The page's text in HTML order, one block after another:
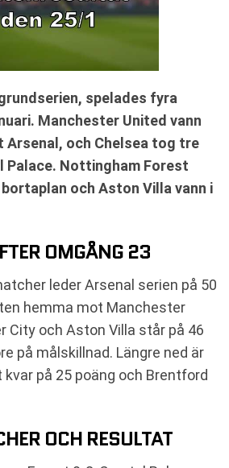
spelades fyra
Manchester United vann
Arsenal, och Chelsea tog tre
Palace. Nottingham Forest
och Aston Villa vann i
OMGÅNG 23
leder Arsenal serien på 50
hemma mot Manchester
City och Aston Villa står på 46
på målskillnad. Längre ned är
på 25 poäng och Brentford
OCH RESULTAT